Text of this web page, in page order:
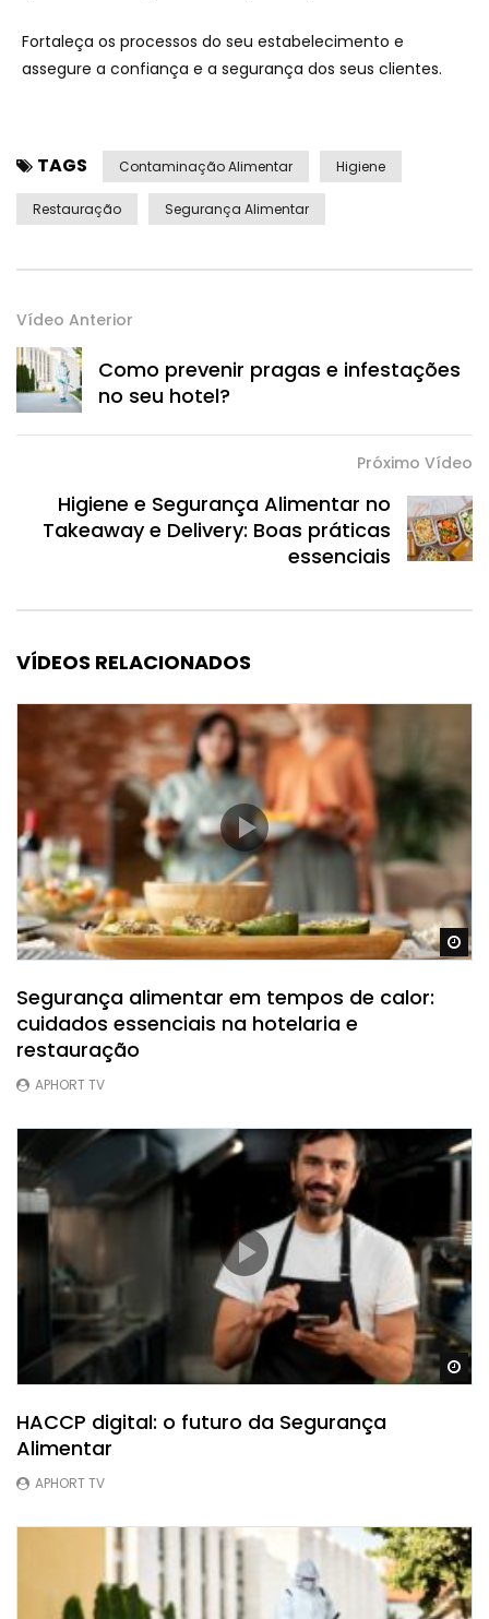
Segurança alimentar em
tempos de calor: cuidados
APHORT TV
HACCP digital:
Segurança
Fortaleça os processos do seu estabelecimento e
assegure a confiança e a segurança dos seus clientes.
TAGS Contaminação Alimentar Higiene
Restauração Segurança Alimentar
Vídeo Anterior
Como prevenir pragas e infestações
no seu hotel?
Próximo Vídeo
Higiene e Segurança Alimentar no
Takeaway e Delivery: Boas práticas
essenciais
VÍDEOS RELACIONADOS
Segurança alimentar em tempos de calor:
cuidados essenciais na hotelaria e
restauração
APHORT TV
HACCP digital: o futuro da Segurança
Alimentar
APHORT TV